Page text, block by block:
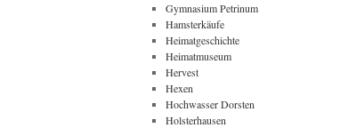
Gymnasium Petrinum
Hamsterkäufe
Heimatgeschichte
Heimatmuseum
Hervest
Hexen
Hochwasser Dorsten
Holsterhausen